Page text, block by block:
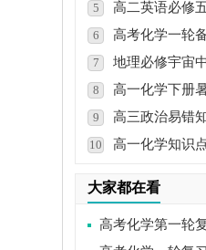
5 高二英语必修
6 高考化学一轮
7 地理必修宇宙
8 高一化学下册
9 高三政治易错
10 高一化学知识
大家都在看
高考化学第一轮